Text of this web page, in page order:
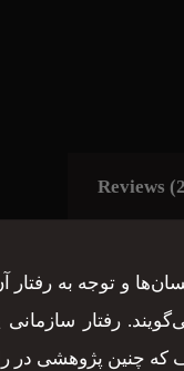
Reviews
و توجه به
رفتار
كه چنين پژوهشی در